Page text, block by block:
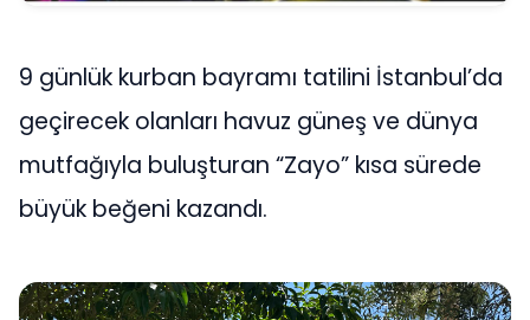
9 günlük kurban bayramı tatilini İstanbul’da
geçirecek olanları havuz güneş ve dünya
mutfağıyla buluşturan “Zayo” kısa sürede
büyük beğeni kazandı.